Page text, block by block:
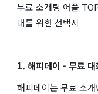
무료 소개팅 어플
대를 위한 선택지
1. 해피데이 - 무료
해피데이는 무료 소